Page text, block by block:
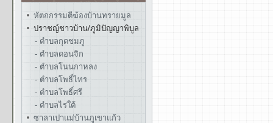
หัตถกรรมตีฆ้องบ้านทรายมูล
ปราชญ์ชาวบ้าน/ภูมิปัญญาพิบูล
- ตำบลกุดชมภู
- ตำบลดอนจิก
- ตำบลโนนกาหลง
- ตำบลโพธิ์ไทร
- ตำบลโพธิ์ศรี
- ตำบลไร่ใต้
ซาลาเปาแม่บ้านภูเขาแก้ว